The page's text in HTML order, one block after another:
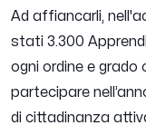
Ad affiancarli,
stati 3.300
ogni ordine e grado
partecipare
di cittadinanza